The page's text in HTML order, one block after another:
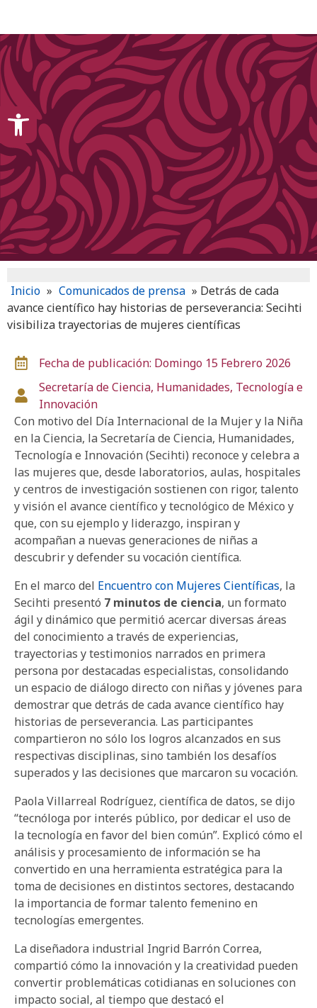
Inicio » Comunicados de prensa » Detrás de cada
avance científico hay historias de perseverancia: Secihti
visibiliza trayectorias de mujeres científicas
Fecha de publicación: Domingo 15 Febrero 2026
Secretaría de Ciencia, Humanidades, Tecnología e
Innovación
Con motivo del Día Internacional de la Mujer y la Niña
en la Ciencia, la Secretaría de Ciencia, Humanidades,
Tecnología e Innovación (Secihti) reconoce y celebra a
las mujeres que, desde laboratorios, aulas, hospitales
y centros de investigación sostienen con rigor, talento
y visión el avance científico y tecnológico de México y
que, con su ejemplo y liderazgo, inspiran y
acompañan a nuevas generaciones de niñas a
descubrir y defender su vocación científica.
En el marco del Encuentro con Mujeres Científicas, la
Secihti presentó 7 minutos de ciencia, un formato
ágil y dinámico que permitió acercar diversas áreas
del conocimiento a través de experiencias,
trayectorias y testimonios narrados en primera
persona por destacadas especialistas, consolidando
un espacio de diálogo directo con niñas y jóvenes para
demostrar que detrás de cada avance científico hay
historias de perseverancia. Las participantes
compartieron no sólo los logros alcanzados en sus
respectivas disciplinas, sino también los desafíos
superados y las decisiones que marcaron su vocación.
Paola Villarreal Rodríguez, científica de datos, se dijo
“tecnóloga por interés público, por dedicar el uso de
la tecnología en favor del bien común”. Explicó cómo el
análisis y procesamiento de información se ha
convertido en una herramienta estratégica para la
toma de decisiones en distintos sectores, destacando
la importancia de formar talento femenino en
tecnologías emergentes.
La diseñadora industrial Ingrid Barrón Correa,
compartió cómo la innovación y la creatividad pueden
convertir problemáticas cotidianas en soluciones con
impacto social, al tiempo que destacó el
Open toolbar